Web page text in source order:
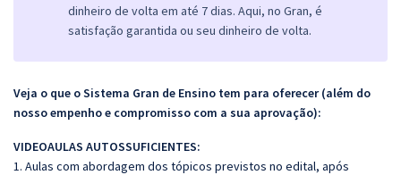
dinheiro de volta em até 7 dias. Aqui, no Gran, é
satisfação garantida ou seu dinheiro de volta.
Veja o que o Sistema Gran de Ensino tem para oferecer (além do
nosso empenho e compromisso com a sua aprovação):
VIDEOAULAS AUTOSSUFICIENTES:
1. Aulas com abordagem dos tópicos previstos no edital, após